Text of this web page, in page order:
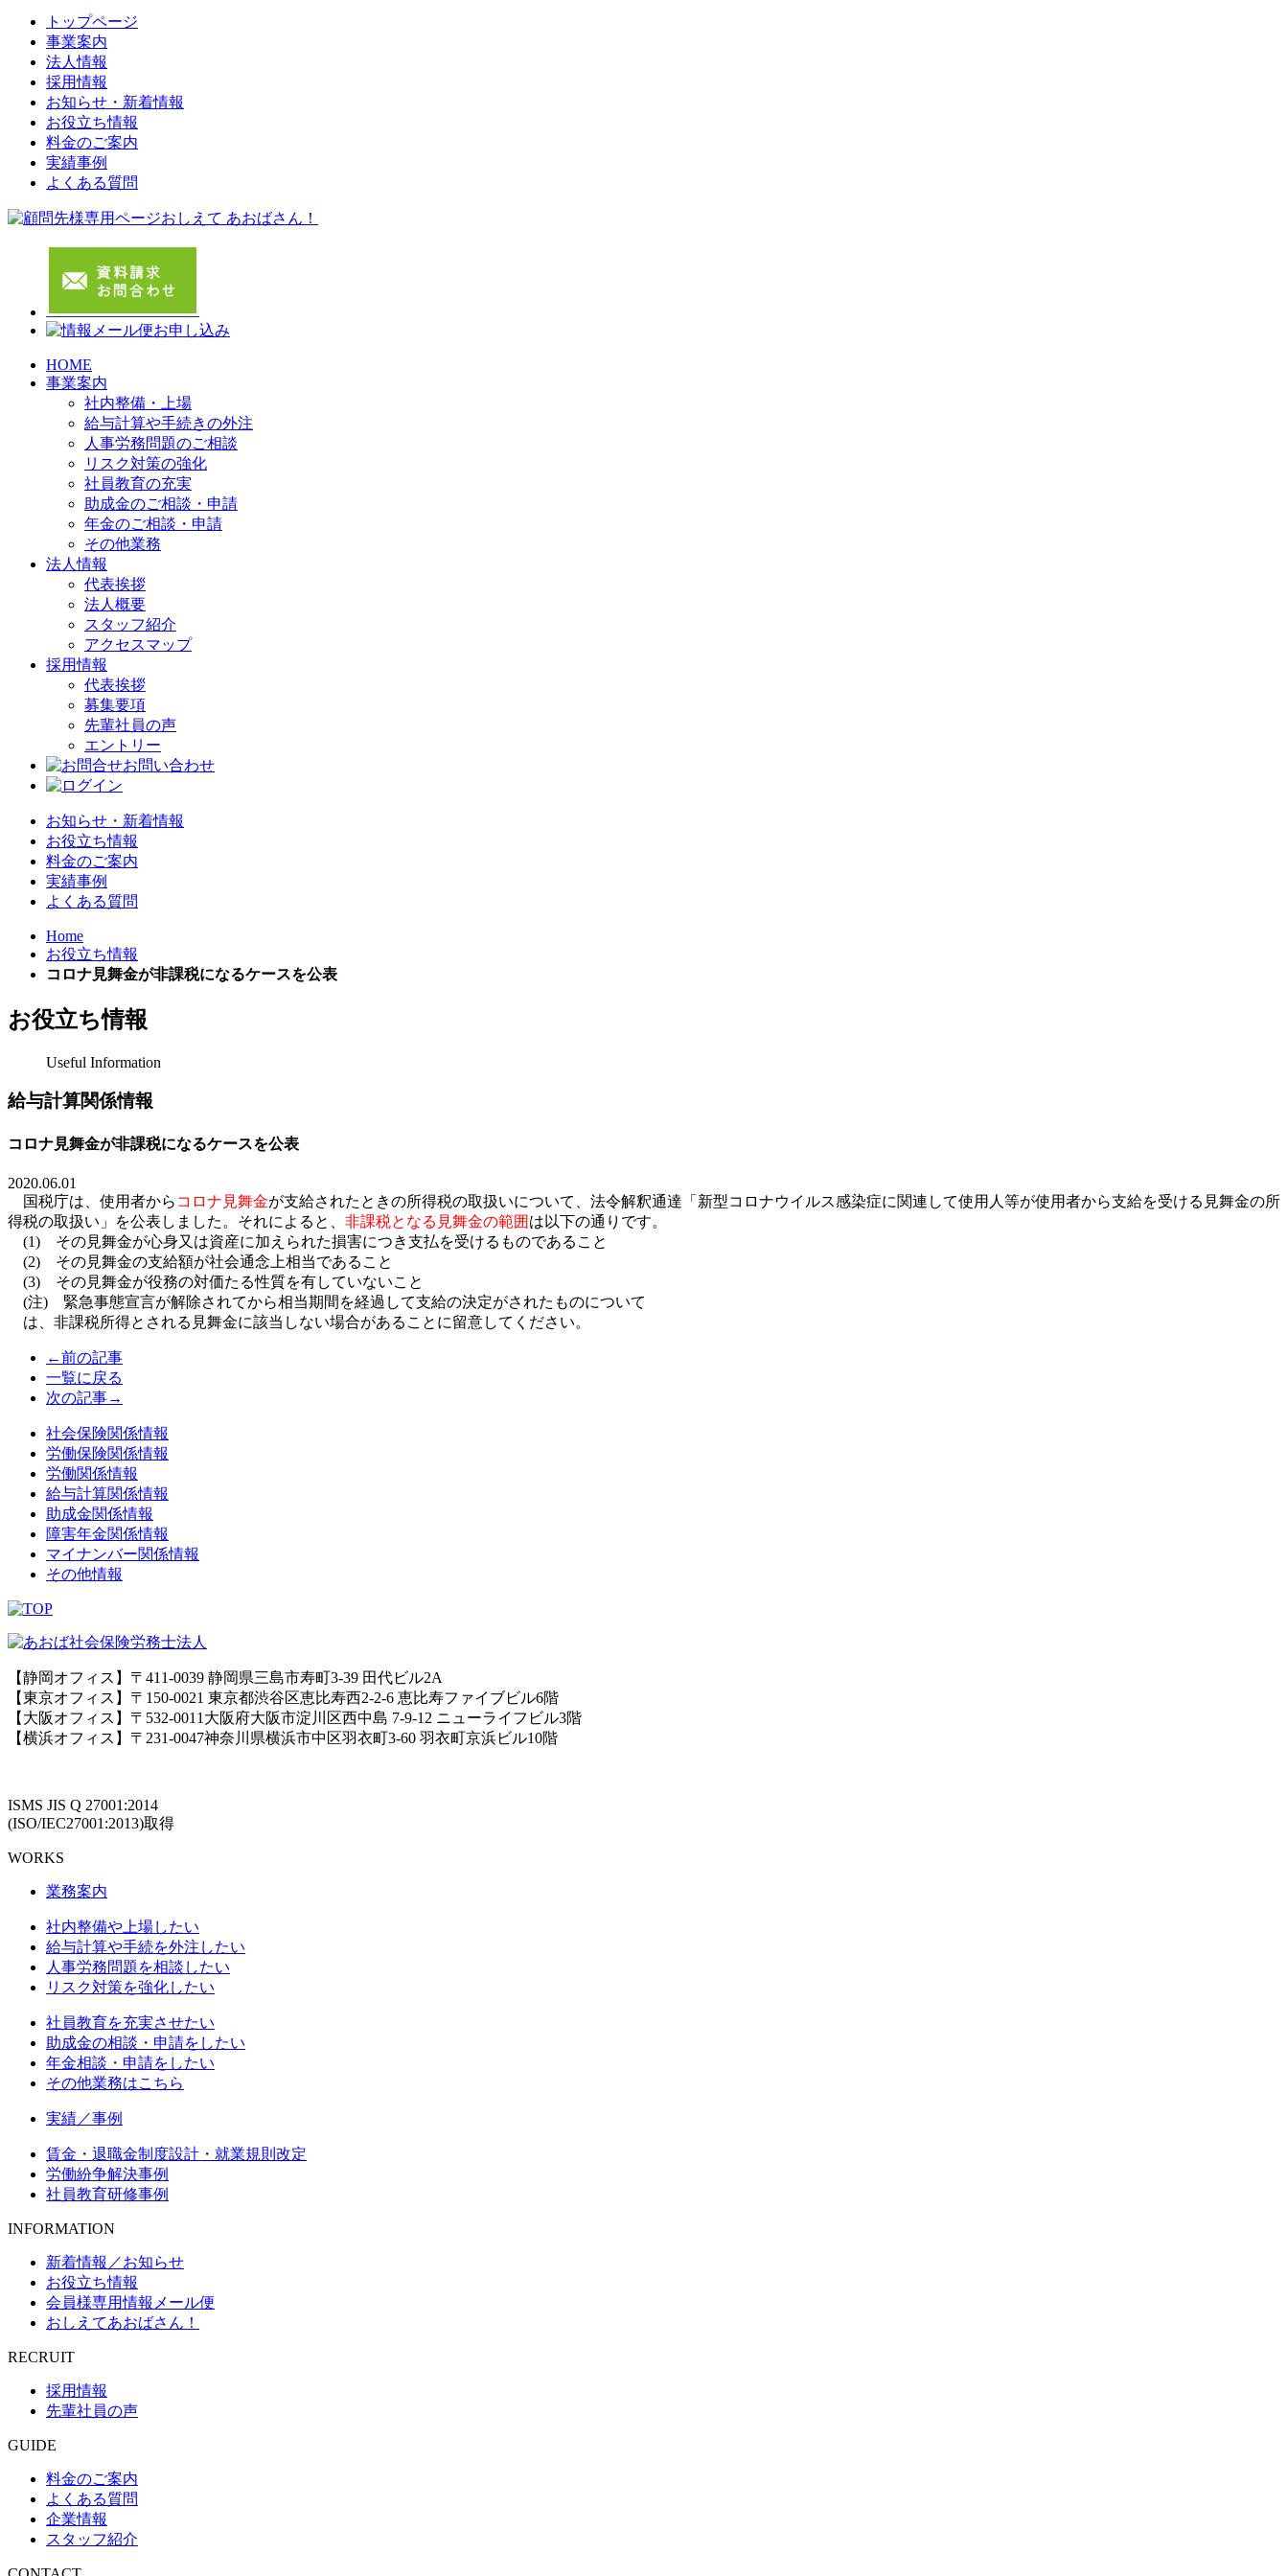
トップページ
事業案内
法人情報
採用情報
お知らせ・新着情報
お役立ち情報
料金のご案内
実績事例
よくある質問
HOME
事業案内
社内整備・上場
給与計算や手続きの外注
人事労務問題のご相談
リスク対策の強化
社員教育の充実
助成金のご相談・申請
年金のご相談・申請
その他業務
法人情報
代表挨拶
法人概要
スタッフ紹介
アクセスマップ
採用情報
代表挨拶
募集要項
先輩社員の声
エントリー
お問い合わせ
お知らせ・新着情報
お役立ち情報
料金のご案内
実績事例
よくある質問
Home
お役立ち情報
コロナ見舞金が非課税になるケースを公表
お役立ち情報
Useful Information
給与計算関係情報
コロナ見舞金が非課税になるケースを公表
2020.06.01
国税庁は、使用者から コロナ見舞金が支給されたときの所得税の取扱いについて、法令解釈通達「新型コロナウイルス感染症に関連して使用人等が使用者から支給を受ける見舞金の所
得税の取扱い」を公表しました。それによると、 非課税となる見舞金の範囲 は以下の通りです。
(1) その見舞金が心身又は資産に加えられた損害につき支払を受けるものであること
(2) その見舞金の支給額が社会通念上相当であること
(3) その見舞金が役務の対価たる性質を有していないこと
(注) 緊急事態宣言が解除されてから相当期間を経過して支給の決定がされたものについて
は、 非課税所得とされる見舞金に該当しない場合があることに留意してください。
←前の記事
一覧に戻る
次の記事→
社会保険関係情報
労働保険関係情報
労働関係情報
給与計算関係情報
助成金関係情報
障害年金関係情報
マイナンバー関係情報
その他情報
【静岡オフィス】〒411-0039 静岡県三島市寿町3-39 田代ビル2A
【東京オフィス】〒150-0021 東京都渋谷区恵比寿西2-2-6 恵比寿ファイブビル6階
【大阪オフィス】〒532-0011大阪府大阪市淀川区西中島 7-9-12 ニューライフビル3階
【横浜オフィス】〒231-0047神奈川県横浜市中区羽衣町3-60 羽衣町京浜ビル10階
ISMS JIS Q 27001:2014
(ISO/IEC27001:2013)取得
WORKS
業務案内
社内整備や上場したい
給与計算や手続を外注したい
人事労務問題を相談したい
リスク対策を強化したい
社員教育を充実させたい
助成金の相談・申請をしたい
年金相談・申請をしたい
その他業務はこちら
実績／事例
賃金・退職金制度設計・就業規則改定
労働紛争解決事例
社員教育研修事例
INFORMATION
新着情報／お知らせ
お役立ち情報
会員様専用情報メール便
おしえてあおばさん！
RECRUIT
採用情報
先輩社員の声
GUIDE
料金のご案内
よくある質問
企業情報
スタッフ紹介